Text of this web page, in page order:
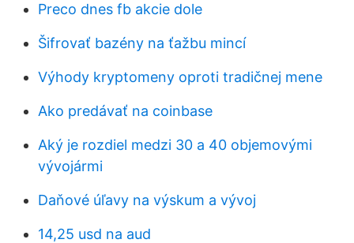
Preco dnes fb akcie dole
Šifrovať bazény na ťažbu mincí
Výhody kryptomeny oproti tradičnej mene
Ako predávať na coinbase
Aký je rozdiel medzi 30 a 40 objemovými
vývojármi
Daňové úľavy na výskum a vývoj
14,25 usd na aud